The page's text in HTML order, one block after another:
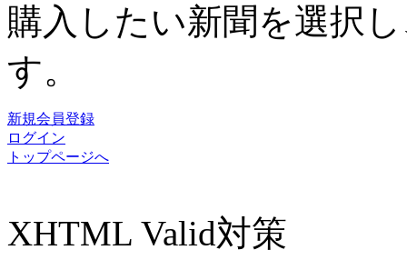
購入したい新聞を選択
す。
新規会員登録
ログイン
トップページへ
XHTML Valid対策